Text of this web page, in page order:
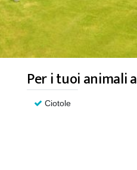
Per i tuoi animali
Ciotole